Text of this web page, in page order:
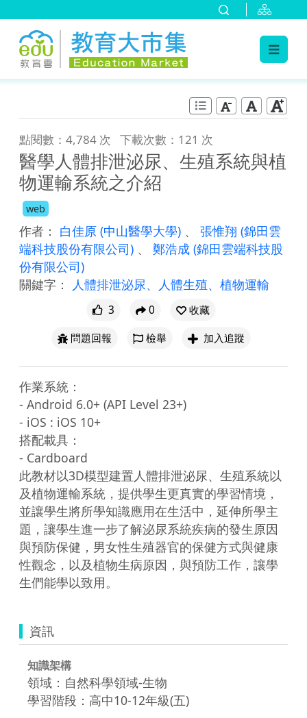
點閱數：4,784 次 下載次數：121 次
醫學人體排泄泌尿、生殖系統與植
物運輸系統之介紹
web
作者： 白佳原 (中山醫學大學) 、 張惟翔 (錦田雲
端科技股份有限公司) 、 鄭浩成 (錦田雲端科技股
份有限公司)
關鍵字：
人體排泄泌尿、人體生殖、植物運輸
3 0
收藏
問題回報
檢舉 加入追蹤
作業系統：
- Android 6.0+ (API Level 23+)
- iOS : iOS 10+
搭配載具：
- Cardboard
此教材以3D模型建置人體排泄泌尿、生殖系統以
及植物運輸系統，提供學生更真實的學習情境，
並讓學生將所學知識應用在生活中，延伸所學主
題，讓學生進一步了解泌尿系統疾病的發生原因
與預防保健，男女性生殖器官的保健方式與健康
性觀念，以及植物生病原因，與預防工作，讓學
生們能學以致用。
資訊
知識架構
領域：自然科學領域-生物
學習階段：高中10-12年級(五)